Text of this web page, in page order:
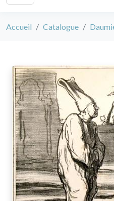
Accueil Catalogue